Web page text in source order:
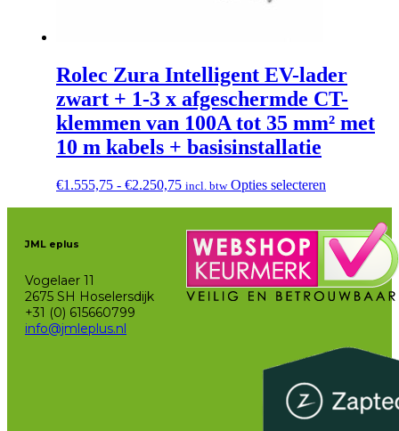
Rolec Zura Intelligent EV-lader
zwart + 1-3 x afgeschermde CT-
klemmen van 100A tot 35 mm² met
10 m kabels + basisinstallatie
€1.555,75 - €2.250,75Prijsklasse:
€2.250,75
incl. btw Opties selecteren
meerdere
variaties.
Deze
optie
kan
JML eplus
Vogelaer 11
2675 SH Hoselersdijk
+31 (0) 615660799
info@jmleplus.nl